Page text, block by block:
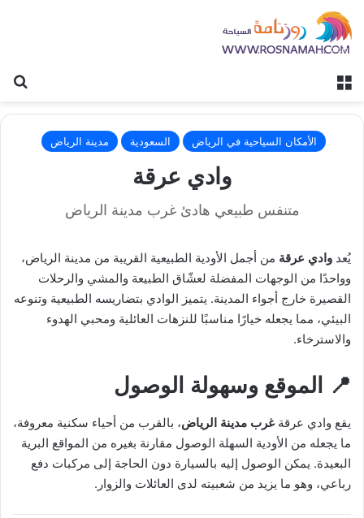
الأمكان السياحية في الرياض السعودية مدينة الرياض
وادي عرقة
متنفس طبيعي هادئ غرب مدينة الرياض
يُعد وادي عرقة من أجمل الأودية الطبيعية القريبة من مدينة الرياض،
وواحدًا من الوجهات المفضلة لعشّاق الطبيعة والمشي والرحلات
القصيرة خارج أجواء المدينة. يتميز الوادي بتضاريسه الطبيعية وتنوعه
البيئي، مما يجعله خيارًا مناسبًا للنزهات العائلية ومحبي الهدوء
والاسترخاء.
📍 الموقع وسهولة الوصول
يقع وادي عرقة غرب مدينة الرياض، بالقرب من أحياء سكنية معروفة،
ما يجعله من الأودية السهلة الوصول مقارنة بغيره من المواقع البرية
البعيدة. يمكن الوصول إليه بالسيارة دون الحاجة إلى مركبات دفع
رباعي، وهو ما يزيد من شعبيته لدى العائلات والزوار.